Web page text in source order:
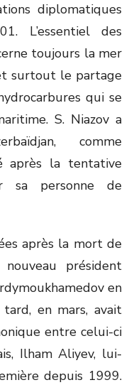
diplomatiques
L’essentiel des
toujours la mer
surtout le partage
qui se
S. Niazov a
comme
après la tentative
sa personne de
après la mort de
président
en
en mars, avait
entre celui-ci
Ilham Aliyev, lui-
depuis 1999.